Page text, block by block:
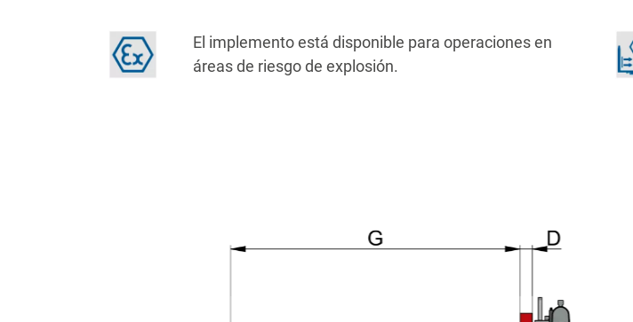
El implemento está disponible para operaciones en
áreas de riesgo de explosión.